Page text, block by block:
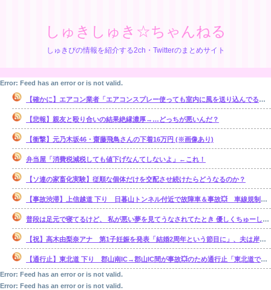
しゅきしゅき☆ちゃんねる
しゅきぴの情報を紹介する2ch・Twitterのまとめサイト
Error: Feed has an error or is not valid.
【確かに】エアコン業者「エアコンスプレー使っても室内に風を送り込んでるファンは汚いままですよ」
【悲報】親友と殴り合いの結果絶縁濃厚→…どっちが悪いんだ？
【衝撃】元乃木坂46・齋藤飛鳥さんの下着16万円 (※画像あり)
弁当屋「消費税減税しても値下げなんてしないよ」←これ！
【ソ連の家畜化実験】従順な個体だけを交配させ続けたらどうなるのか？
【事故渋滞】上信越道 下り 日暮山トンネル付近で故障車＆事故💥 車線規制 松井田妙義IC〜佐久平IC 渋滞距離 10.0km 通過時間 50 分
普段は足元で寝てるけど、 私が悪い夢を見てうなされてたとき 優しくちゅーして起こしてくれた。【再】
【祝】高木由梨奈アナ 第1子妊娠を発表「結婚2周年という節目に」、夫は岸田タツヤ
【通行止】東北道 下り 郡山南IC→郡山IC間が事故💥のため通行止「東北道で単独事故 3人がけが1人が心肺停止」
Error: Feed has an error or is not valid.
Error: Feed has an error or is not valid.